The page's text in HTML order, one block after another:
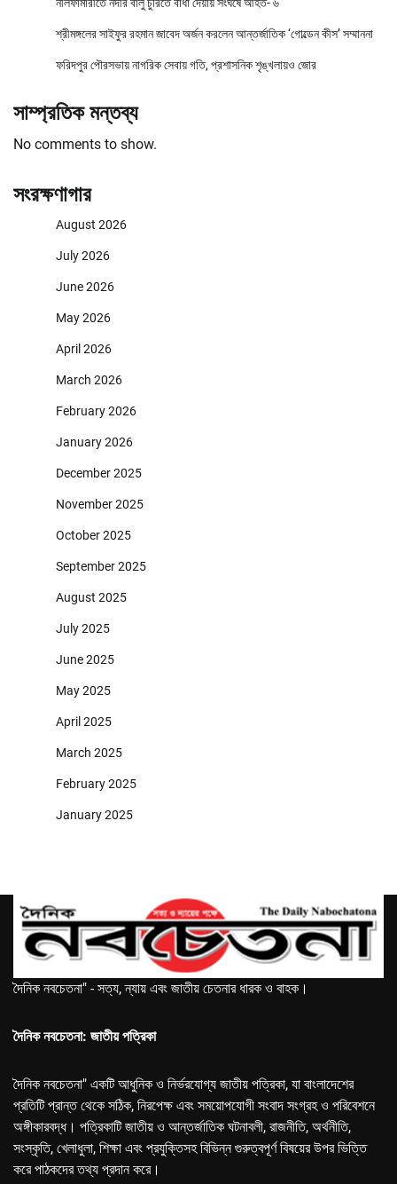
নীলফামারীতে নদীর বালু চুরিতে বাঁধা দেয়ায় সংঘর্ষে আহত- ৬
শ্রীমঙ্গলের সাইফুর রহমান জাবেদ অর্জন করলেন আন্তর্জাতিক ‘গোল্ডেন কীস’ সম্মাননা
ফরিদপুর পৌরসভায় নাগরিক সেবায় গতি, প্রশাসনিক শৃঙ্খলায়ও জোর
সাম্প্রতিক মন্তব্য
No comments to show.
সংরক্ষণাগার
August 2026
July 2026
June 2026
May 2026
April 2026
March 2026
February 2026
January 2026
December 2025
November 2025
October 2025
September 2025
August 2025
July 2025
June 2025
May 2025
April 2025
March 2025
February 2025
January 2025
দৈনিক নবচেতনা" - সত্য, ন্যায় এবং জাতীয় চেতনার ধারক ও বাহক।
দৈনিক নবচেতনা: জাতীয় পত্রিকা
দৈনিক নবচেতনা" একটি আধুনিক ও নির্ভরযোগ্য জাতীয় পত্রিকা, যা বাংলাদেশের
প্রতিটি প্রান্ত থেকে সঠিক, নিরপেক্ষ এবং সময়োপযোগী সংবাদ সংগ্রহ ও পরিবেশনে
অঙ্গীকারবদ্ধ। পত্রিকাটি জাতীয় ও আন্তর্জাতিক ঘটনাবলী, রাজনীতি, অর্থনীতি,
সংস্কৃতি, খেলাধুলা, শিক্ষা এবং প্রযুক্তিসহ বিভিন্ন গুরুত্বপূর্ণ বিষয়ের উপর ভিত্তি
করে পাঠকদের তথ্য প্রদান করে।